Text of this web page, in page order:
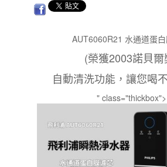
AUT6060R21 水通道蛋
(榮獲2003諾貝爾
自動清洗功能，讓您喝
" class="thickbox">